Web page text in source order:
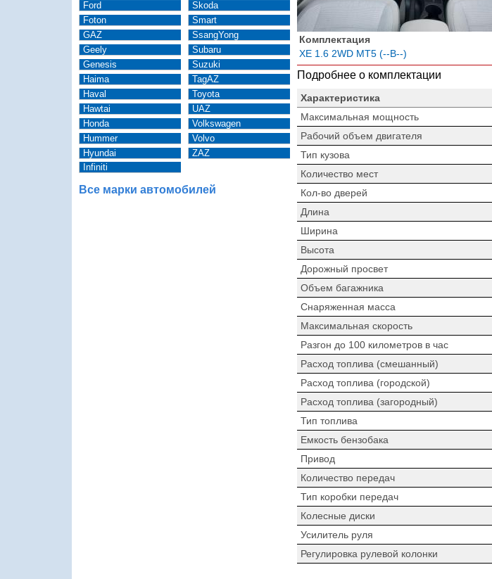
Ford
Foton
GAZ
Geely
Genesis
Haima
Haval
Hawtai
Honda
Hummer
Hyundai
Infiniti
Skoda
Smart
SsangYong
Subaru
Suzuki
TagAZ
Toyota
UAZ
Volkswagen
Volvo
ZAZ
Все марки автомобилей
Комплектация
XE 1.6 2WD MT5 (--B--)
Подробнее о комплектации
Характеристика
Максимальная мощность
Рабочий объем двигателя
Тип кузова
Количество мест
Кол-во дверей
Длина
Ширина
Высота
Дорожный просвет
Объем багажника
Снаряженная масса
Максимальная скорость
Разгон до 100 километров в час
Расход топлива (смешанный)
Расход топлива (городской)
Расход топлива (загородный)
Тип топлива
Емкость бензобака
Привод
Количество передач
Тип коробки передач
Колесные диски
Усилитель руля
Регулировка рулевой колонки